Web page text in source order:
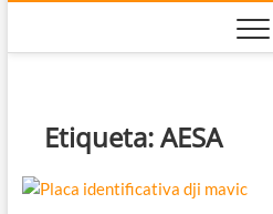
Etiqueta:AESA